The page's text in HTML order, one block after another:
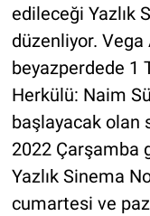
edileceği Yazlık
düzenliyor. Vega
beyazperdede 1
Herkülü: Naim
başlayacak olan
2022 Çarşamba
Yazlık Sinema
cumartesi ve